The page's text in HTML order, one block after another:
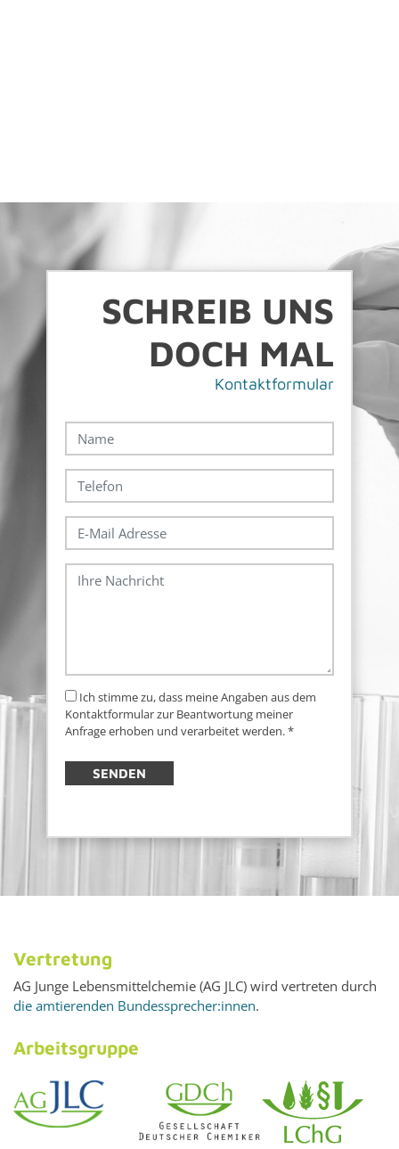
SCHREIB UNS
DOCH MAL
Kon­takt­for­mu­lar
Ich stimme zu, dass meine Angaben aus dem
Kontaktformular zur Beantwortung meiner
Anfrage erhoben und verarbeitet werden.*
SENDEN
Ver­tre­tung
AG Junge Le­bens­mit­tel­che­mie (AG JLC) wird ver­tre­ten durch
die am­tie­ren­den Bun­des­spre­cher:innen.
Ar­beits­grup­pe